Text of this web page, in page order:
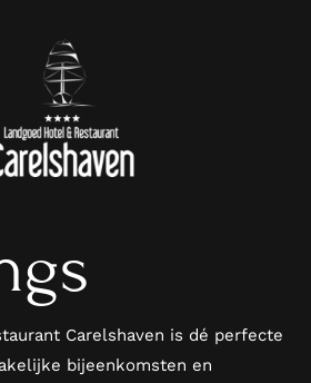
Carelshaven is dé perfecte
bijeenkomsten en